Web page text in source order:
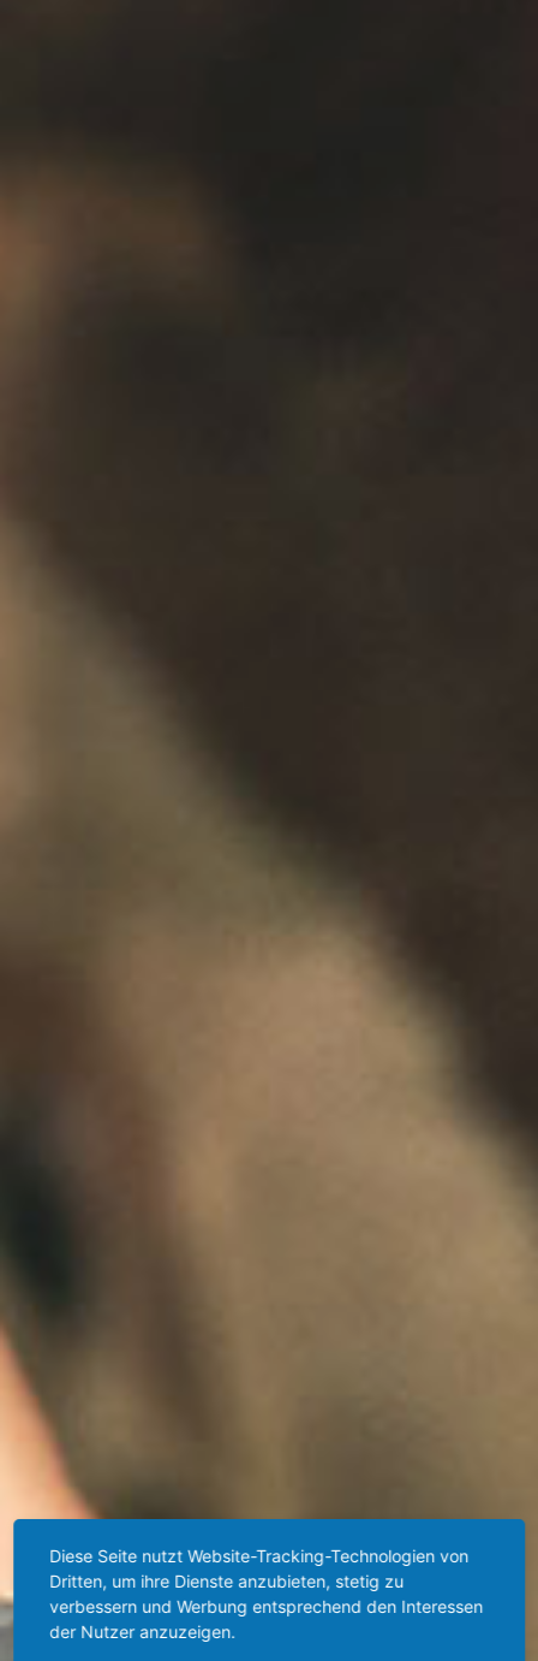
Diese Seite nutzt Website-Tracking-Technologien von
Dritten, um ihre Dienste anzubieten, stetig zu
verbessern und Werbung entsprechend den Interessen
der Nutzer anzuzeigen.